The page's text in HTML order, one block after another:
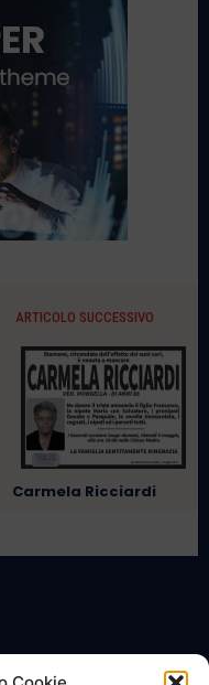
ARTICOLO SUCCESSIVO
Carmela Ricciardi